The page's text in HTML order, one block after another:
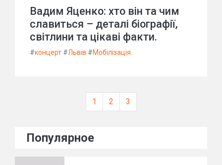
Вадим Яценко: хто він та чим
славиться – деталі біографії,
світлини та цікаві факти.
#концерт #Львів #Мобілізація
1 2 3
Популярное